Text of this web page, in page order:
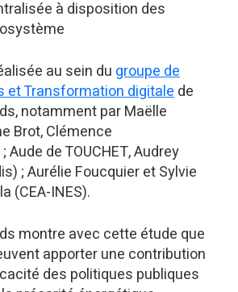
à disposition des
au sein du groupe de
et Transformation digitalede
notamment par Maëlle
Brot, Clémence
Aude de TOUCHET, Audrey
; Aurélie Foucquier et Sylvie
(CEA-INES).
montre avec cette étude que
apporter une contribution
des politiques publiques